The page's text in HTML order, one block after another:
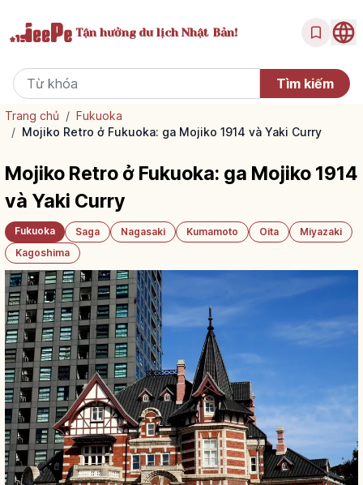
Tận hưởngdu lịch Nhật Bản!
Trang chủ / Fukuoka
/ Mojiko Retro ở Fukuoka: ga Mojiko 1914 và Yaki Curry
Mojiko Retro ở Fukuoka: ga Mojiko 1914
và Yaki Curry
Fukuoka Saga Nagasaki Kumamoto Oita
Miyazaki
Kagoshima